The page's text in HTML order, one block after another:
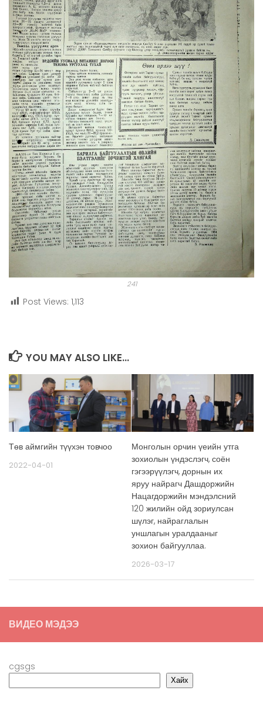
241
Post Views: 1,113
YOU MAY ALSO LIKE...
Төв аймгийн түүхэн товчоо
2022-04-01
Монголын орчин үеийн утга
зохиолын үндэслэгч, соён
гэгээрүүлэгч, дорнын их
яруу найрагч Дашдоржийн
Нацагдоржийн мэндэлсний
120 жилийн ойд зориулсан
шүлэг, найраглалын
уншлагын уралдааныг
зохион байгууллаа.
2026-03-17
ВИДЕО МЭДЭЭ
cgsgs
Хайх